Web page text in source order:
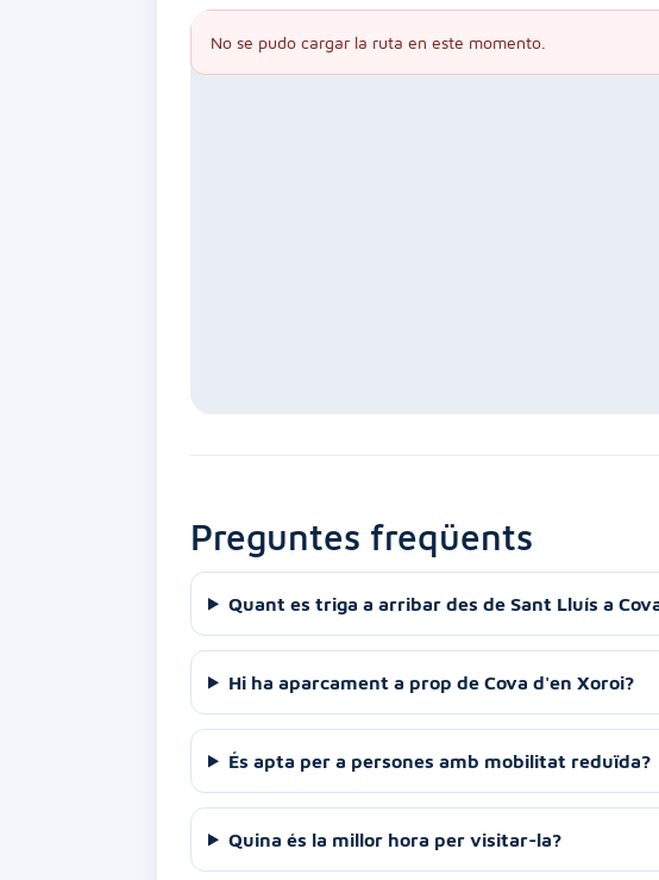
No se pudo cargar la ruta en este momento.
Preguntes freqüents
Quant es triga a arribar des de Sant Lluís a
Hi ha aparcament a prop de Cova d'en Xoroi?
És apta per a persones amb mobilitat reduïda?
Quina és la millor hora per visitar-la?